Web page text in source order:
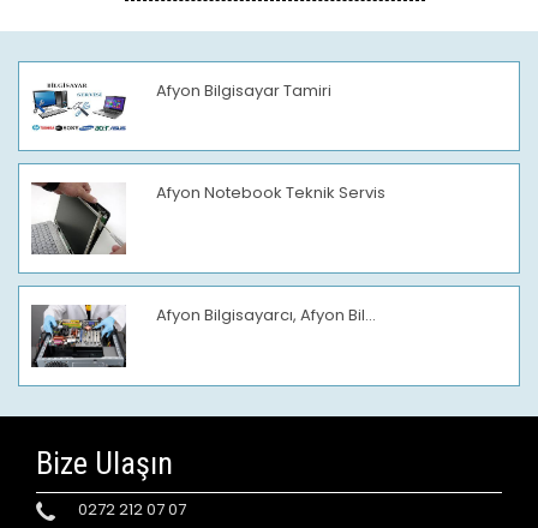
Afyon Bilgisayar Tamiri
Afyon Notebook Teknik Servis
Afyon Bilgisayarcı, Afyon Bil...
Bize Ulaşın
0272 212 07 07